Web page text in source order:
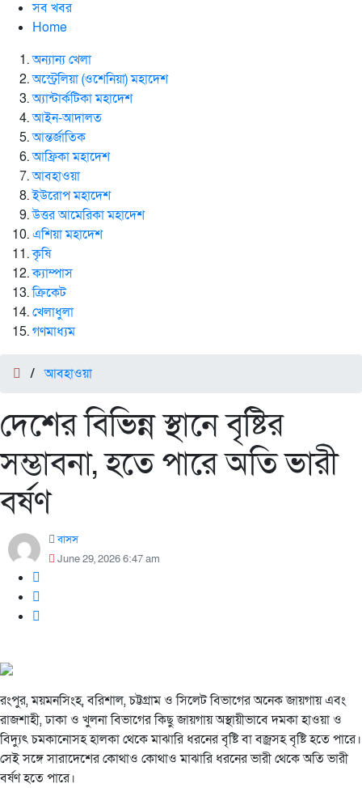
সব খবর
Home
অন্যান্য খেলা
অস্ট্রেলিয়া (ওশেনিয়া) মহাদেশ
অ্যান্টার্কটিকা মহাদেশ
আইন-আদালত
আন্তর্জাতিক
আফ্রিকা মহাদেশ
আবহাওয়া
ইউরোপ মহাদেশ
উত্তর আমেরিকা মহাদেশ
এশিয়া মহাদেশ
কৃষি
ক্যাম্পাস
ক্রিকেট
খেলাধুলা
গণমাধ্যম
/আবহাওয়া
দেশের বিভিন্ন স্থানে বৃষ্টির
সম্ভাবনা, হতে পারে অতি ভারী
বর্ষণ
বাসস
June 29, 2026 6:47 am
রংপুর, ময়মনসিংহ, বরিশাল, চট্টগ্রাম ও সিলেট বিভাগের অনেক জায়গায় এবং
রাজশাহী, ঢাকা ও খুলনা বিভাগের কিছু জায়গায় অস্থায়ীভাবে দমকা হাওয়া ও
বিদ্যুৎ চমকানোসহ হালকা থেকে মাঝারি ধরনের বৃষ্টি বা বজ্রসহ বৃষ্টি হতে পারে।
সেই সঙ্গে সারাদেশের কোথাও কোথাও মাঝারি ধরনের ভারী থেকে অতি ভারী
বর্ষণ হতে পারে।